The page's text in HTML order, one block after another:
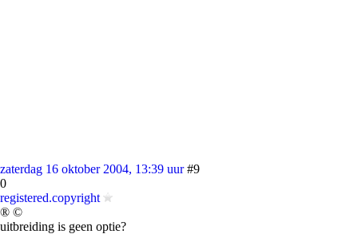
zaterdag 16 oktober 2004, 13:39 uur #9
0
registered.copyright
® ©
uitbreiding is geen optie?